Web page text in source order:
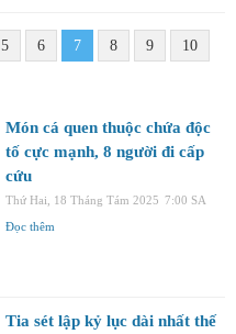
5 6 7 8 9 10
Món cá quen thuộc chứa độc
tố cực mạnh, 8 người đi cấp
cứu
Thứ Hai, 18 Tháng Tám 2025 7:00 SA
Đọc thêm
Tia sét lập kỷ lục dài nhất thế